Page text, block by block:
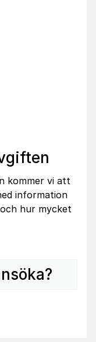
kommer vi att
information
hur mycket